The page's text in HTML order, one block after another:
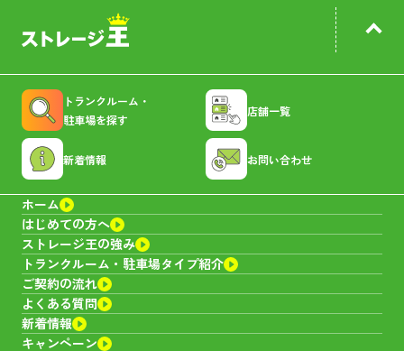
トランクルーム・
駐車場を探す
店舗一覧
新着情報 お問い合わせ
ホーム
はじめての方へ
ストレージ王の強み
トランクルーム・ 駐車場タイプ紹介
ご契約の流れ
よくある質問
新着情報
キャンペーン